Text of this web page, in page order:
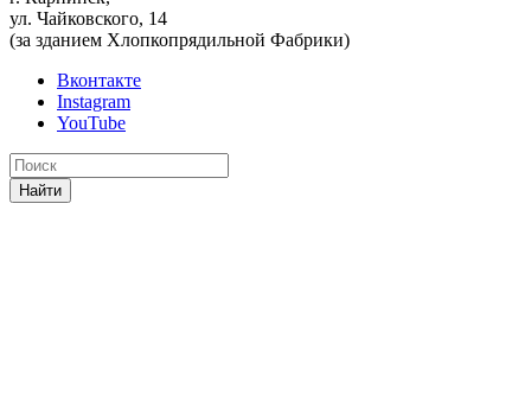
ул. Чайковского, 14
(за зданием Хлопкопрядильной Фабрики)
Вконтакте
Instagram
YouTube
Найти